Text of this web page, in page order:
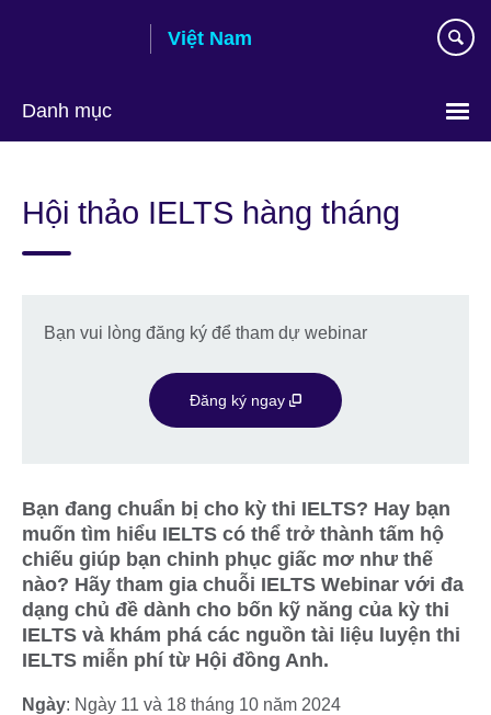
Việt Nam
Danh mục
language
Hội thảo IELTS hàng tháng
Bạn vui lòng đăng ký để tham dự webinar
Đăng ký ngay
Bạn đang chuẩn bị cho kỳ thi IELTS? Hay bạn
muốn tìm hiểu IELTS có thể trở thành tấm hộ
chiếu giúp bạn chinh phục giấc mơ như thế
nào? Hãy tham gia chuỗi IELTS Webinar với đa
dạng chủ đề dành cho bốn kỹ năng của kỳ thi
IELTS và khám phá các nguồn tài liệu luyện thi
IELTS miễn phí từ Hội đồng Anh.
Ngày: Ngày 11 và 18 tháng 10 năm 2024